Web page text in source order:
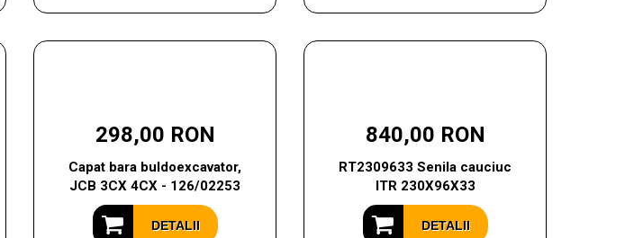
298,00 RON
Capat bara buldoexcavator,
JCB 3CX 4CX - 126/02253
DETALII
840,00 RON
RT2309633 Senila cauciuc
ITR 230X96X33
DETALII